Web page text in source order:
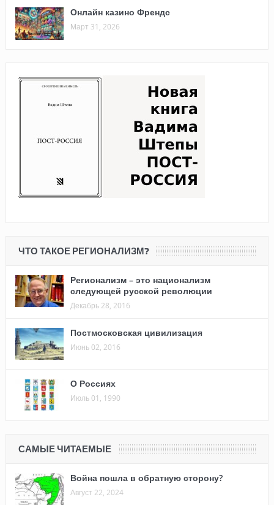
Онлайн казино Френдс
Март 31, 2026
ЧТО ТАКОЕ РЕГИОНАЛИЗМ?
Регионализм – это национализм
следующей русской революции
Декабрь 28, 2016
Постмосковская цивилизация
Июнь 02, 2016
О Россиях
Июль 01, 1990
САМЫЕ ЧИТАЕМЫЕ
Война пошла в обратную сторону?
Август 22, 2024